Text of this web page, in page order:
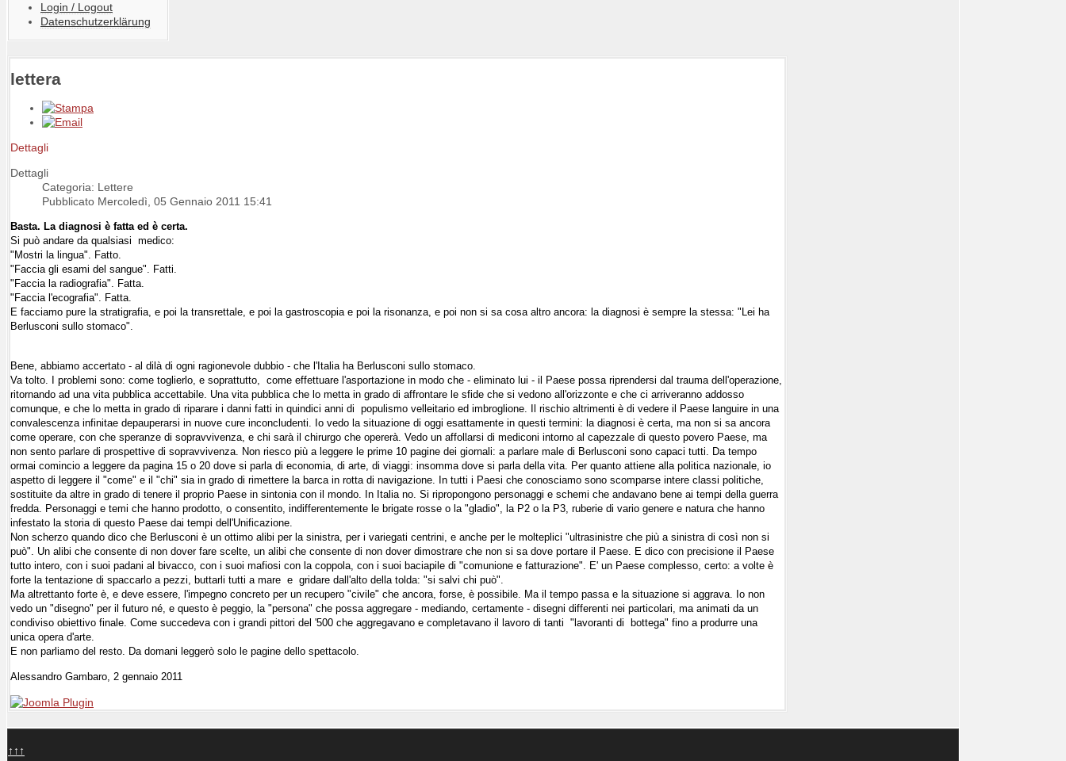
Login / Logout
Datenschutzerklärung
lettera
Dettagli
Dettagli
Categoria: Lettere
Pubblicato Mercoledì, 05 Gennaio 2011 15:41
Basta. La diagnosi è fatta ed è certa.
Si può andare da qualsiasi medico:
"Mostri la lingua". Fatto.
"Faccia gli esami del sangue". Fatti.
"Faccia la radiografia". Fatta.
"Faccia l'ecografia". Fatta.
E facciamo pure la stratigrafia, e poi la transrettale, e poi la gastroscopia e poi la risonanza, e poi non si sa cosa altro ancora: la diagnosi è sempre la stessa: "Lei ha
Berlusconi sullo stomaco".
Bene, abbiamo accertato - al dilà di ogni ragionevole dubbio - che l'Italia ha Berlusconi sullo stomaco.
Va tolto. I problemi sono: come toglierlo, e soprattutto, come effettuare l'asportazione in modo che - eliminato lui - il Paese possa riprendersi dal trauma dell'operazione,
ritornando ad una vita pubblica accettabile. Una vita pubblica che lo metta in grado di affrontare le sfide che si vedono all'orizzonte e che ci arriveranno addosso
comunque, e che lo metta in grado di riparare i danni fatti in quindici anni di populismo velleitario ed imbroglione. Il rischio altrimenti è di vedere il Paese languire in una
convalescenza infinitae depauperarsi in nuove cure inconcludenti. Io vedo la situazione di oggi esattamente in questi termini: la diagnosi è certa, ma non si sa ancora
come operare, con che speranze di sopravvivenza, e chi sarà il chirurgo che opererà. Vedo un affollarsi di mediconi intorno al capezzale di questo povero Paese, ma
non sento parlare di prospettive di sopravvivenza. Non riesco più a leggere le prime 10 pagine dei giornali: a parlare male di Berlusconi sono capaci tutti. Da tempo
ormai comincio a leggere da pagina 15 o 20 dove si parla di economia, di arte, di viaggi: insomma dove si parla della vita. Per quanto attiene alla politica nazionale, io
aspetto di leggere il "come" e il "chi" sia in grado di rimettere la barca in rotta di navigazione. In tutti i Paesi che conosciamo sono scomparse intere classi politiche,
sostituite da altre in grado di tenere il proprio Paese in sintonia con il mondo. In Italia no. Si ripropongono personaggi e schemi che andavano bene ai tempi della guerra
fredda. Personaggi e temi che hanno prodotto, o consentito, indifferentemente le brigate rosse o la "gladio", la P2 o la P3, ruberie di vario genere e natura che hanno
infestato la storia di questo Paese dai tempi dell'Unificazione.
Non scherzo quando dico che Berlusconi è un ottimo alibi per la sinistra, per i variegati centrini, e anche per le molteplici "ultrasinistre che più a sinistra di così non si
può". Un alibi che consente di non dover fare scelte, un alibi che consente di non dover dimostrare che non si sa dove portare il Paese. E dico con precisione il Paese
tutto intero, con i suoi padani al bivacco, con i suoi mafiosi con la coppola, con i suoi baciapile di "comunione e fatturazione". E' un Paese complesso, certo: a volte è
forte la tentazione di spaccarlo a pezzi, buttarli tutti a mare e gridare dall'alto della tolda: "si salvi chi può".
Ma altrettanto forte è, e deve essere, l'impegno concreto per un recupero "civile" che ancora, forse, è possibile. Ma il tempo passa e la situazione si aggrava. Io non
vedo un "disegno" per il futuro né, e questo è peggio, la "persona" che possa aggregare - mediando, certamente - disegni differenti nei particolari, ma animati da un
condiviso obiettivo finale. Come succedeva con i grandi pittori del '500 che aggregavano e completavano il lavoro di tanti "lavoranti di bottega" fino a produrre una
unica opera d'arte.
E non parliamo del resto. Da domani leggerò solo le pagine dello spettacolo.
Alessandro Gambaro, 2 gennaio 2011
↑↑↑